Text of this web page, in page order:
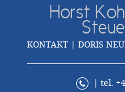
Horst
KONTAKT | DORIS
| tel.